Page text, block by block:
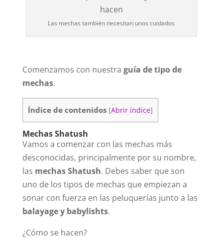
Las mechas también necesitan unos cuidados
Comenzamos con nuestra guía de tipo de
mechas.
Índice de contenidos [Abrir índice]
Mechas Shatush
Vamos a comenzar con las mechas más
desconocidas, principalmente por su nombre,
las mechas Shatush. Debes saber que son
uno de los tipos de mechas que empiezan a
sonar con fuerza en las peluquerías junto a las
balayage y babylishts.
¿Cómo se hacen?